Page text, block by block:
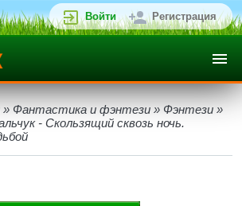
Войти Регистрация
» Фантастика и фэнтези » Фэнтези »
- Скользящий сквозь ночь.